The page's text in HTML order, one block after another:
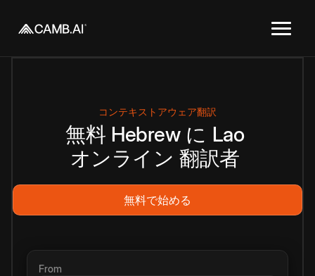
コンテキストアウェア翻訳
無料 Hebrew に Lao
オンライン 翻訳者
無料で始める
From